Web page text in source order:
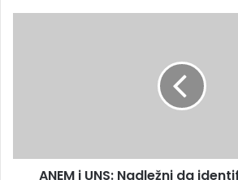
ANEM i UNS: Nadležni da